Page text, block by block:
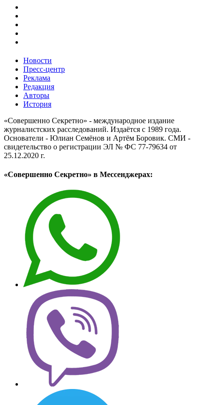
Новости
Пресс-центр
Реклама
Редакция
Авторы
История
«Совершенно Секретно» - международное издание
журналистских расследований. Издаётся с 1989 года.
Основатели - Юлиан Семёнов и Артём Боровик. CМИ -
свидетельство о регистрации ЭЛ № ФС 77-79634 от
25.12.2020 г.
«Совершенно Секретно» в Мессенджерах: